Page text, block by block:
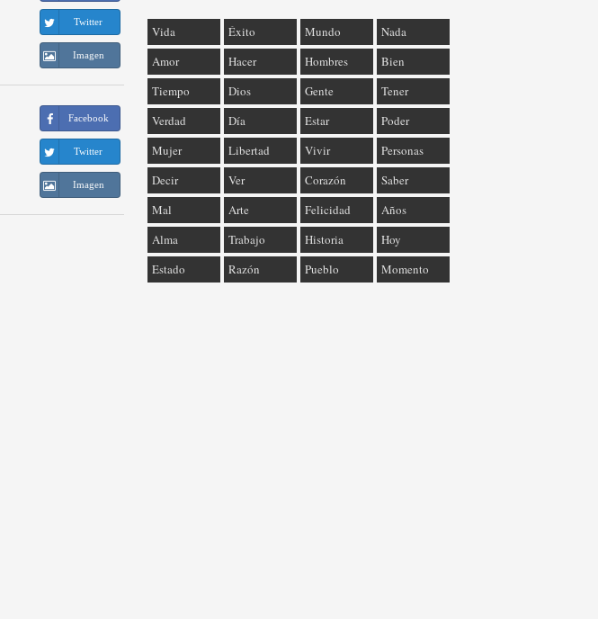
Twitter
Imagen
Facebook
Twitter
Imagen
Vida Éxito Mundo
Nada
Amor
Hacer Hombres
Bien
Tiempo
Dios Gente
Tener
Verdad
Día Estar
Poder
Mujer
Libertad Vivir
Personas
Decir
Ver Corazón
Saber
Mal
Arte Felicidad
Años
Alma
Trabajo Historia
Hoy
Estado
Razón Pueblo Momento